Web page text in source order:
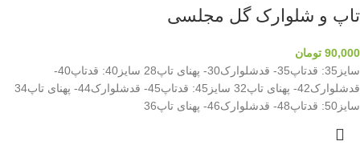
تاپ و شلوارک گل مجلسی
90,000 تومان
سایز35: قدتاپ35- قدشلوارک30- پهنای تاپ28 سایز40: قدتاپ40-
قدشلوارک42- پهنای تاپ32 سایز45: قدتاپ45- قدشلوارک44- پهنای تاپ34
سایز50: قدتاپ48- قدشلوارک46- پهنای تاپ36